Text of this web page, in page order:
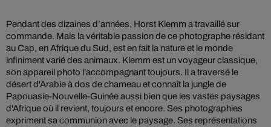
Pendant des dizaines d’années, Horst Klemm a travaillé sur
commande. Mais la véritable passion de ce photographe résidant
au Cap, en Afrique du Sud, est en fait la nature et le monde
infiniment varié des animaux. Klemm est un voyageur classique,
son appareil photo l'accompagnant toujours. Il a traversé le
désert d'Arabie à dos de chameau et connaît la jungle de
Papouasie-Nouvelle-Guinée aussi bien que les vastes paysages
d'Afrique où il revient, toujours et encore. Ses photographies
expriment sa communion avec le paysage. Ses représentations